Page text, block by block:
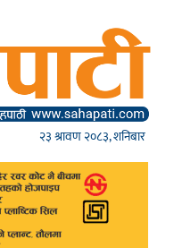
२३ श्रावण २०८३, शनिबार